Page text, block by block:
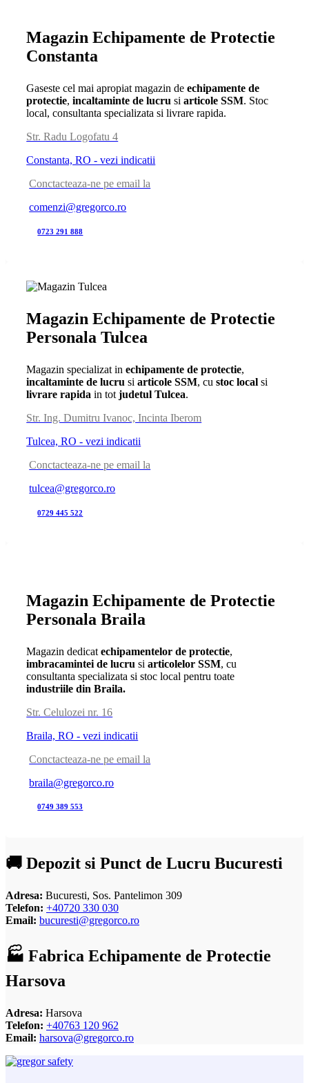
Magazin Echipamente de Protectie
Constanta
Gaseste cel mai apropiat magazin deechipamente de
protectie,incaltaminte de lucru siarticole SSM. Stoc
local, consultanta specializata si livrare rapida.
Str. Radu Logofatu 4
Constanta, RO - vezi indicatii
Conctacteaza-ne pe email la
comenzi@gregorco.ro
0723 291 888
Magazin Echipamente de Protectie
Personala Tulcea
Magazin specializat inechipamente de protectie,
incaltaminte de lucru siarticole SSM, cu stoc local si
livrare rapida in totjudetul Tulcea.
Str. Ing. Dumitru Ivanoc, Incinta Iberom
Tulcea, RO - vezi indicatii
Conctacteaza-ne pe email la
tulcea@gregorco.ro
0729 445 522
Magazin Echipamente de Protectie
Personala Braila
Magazin dedicatechipamentelor de protectie,
imbracamintei de lucru siarticolelor SSM, cu
consultanta specializata si stoc local pentru toate
industriile din Braila.
Str. Celulozei nr. 16
Braila, RO - vezi indicatii
Conctacteaza-ne pe email la
braila@gregorco.ro
0749 389 553
🚚 Depozit si Punct de Lucru Bucuresti
Adresa: Bucuresti, Sos. Pantelimon 309
Telefon: +40720 330 030
Email: bucuresti@gregorco.ro
🏭 Fabrica Echipamente de Protectie
Harsova
Adresa: Harsova
Telefon: +40763 120 962
Email: harsova@gregorco.ro